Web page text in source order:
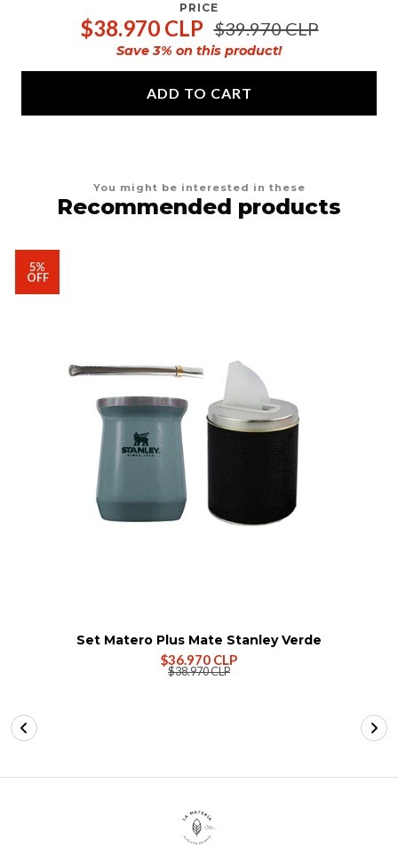
PRICE
$38.970 CLP $39.970 CLP
Save3% on this product!
ADD TO CART
You might be interested in these
Recommended products
5%
OFF
Set Matero Plus Mate Stanley Verde
$36.970 CLP
$38.970 CLP